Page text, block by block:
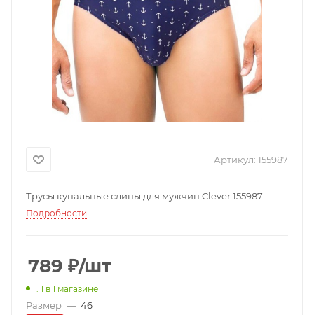
Артикул: 155987
Трусы купальные слипы для мужчин Clever 155987
Подробности
789 ₽/шт
: 1 в 1 магазине
Размер — 46